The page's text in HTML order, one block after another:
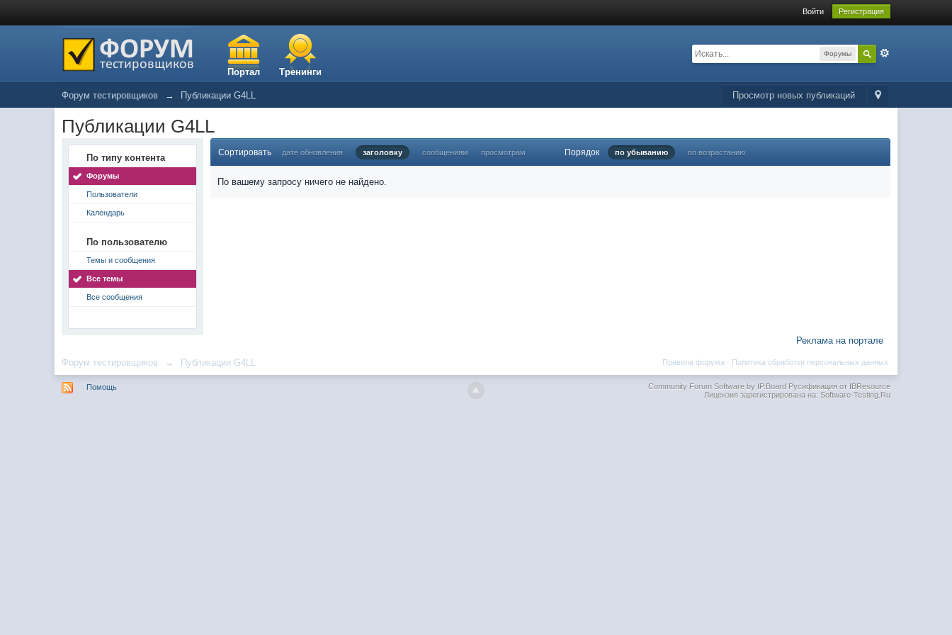
Войти Регистрация
Портал Тренинги
Форумы
Просмотр новых публикаций
Форум тестировщиков → Публикации G4LL
Публикации G4LL
По типу контента
Форумы
Пользователи
Календарь
По пользователю
Темы и сообщения
Все темы
Все сообщения
Сортировать дате обновления заголовку сообщениям просмотрам Порядок по убыванию по возрастанию
По вашему запросу ничего не найдено.
Реклама на портале
Форум тестировщиков → Публикации G4LL Политика обработки персональных данных
Правила форума ·
Помощь Community Forum Software by IP.BoardРусификация от IBResource
Лицензия зарегистрирована на: Software-Testing.Ru